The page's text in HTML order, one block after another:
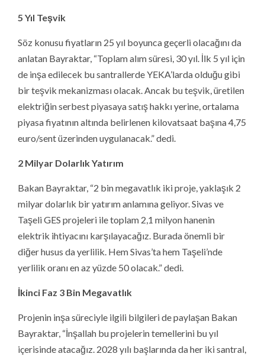
5 Yıl Teşvik
Söz konusu fiyatların 25 yıl boyunca geçerli olacağını da
anlatan Bayraktar, “Toplam alım süresi, 30 yıl. İlk 5 yıl için
de inşa edilecek bu santrallerde YEKA’larda olduğu gibi
bir teşvik mekanizması olacak. Ancak bu teşvik, üretilen
elektriğin serbest piyasaya satış hakkı yerine, ortalama
piyasa fiyatının altında belirlenen kilovatsaat başına 4,75
euro/sent üzerinden uygulanacak.” dedi.
2 Milyar Dolarlık Yatırım
Bakan Bayraktar, “2 bin megavatlık iki proje, yaklaşık 2
milyar dolarlık bir yatırım anlamına geliyor. Sivas ve
Taşeli GES projeleri ile toplam 2,1 milyon hanenin
elektrik ihtiyacını karşılayacağız. Burada önemli bir
diğer husus da yerlilik. Hem Sivas’ta hem Taşeli’nde
yerlilik oranı en az yüzde 50 olacak.” dedi.
İkinci Faz 3 Bin Megavatlık
Projenin inşa süreciyle ilgili bilgileri de paylaşan Bakan
Bayraktar, “İnşallah bu projelerin temellerini bu yıl
içerisinde atacağız. 2028 yılı başlarında da her iki santral,